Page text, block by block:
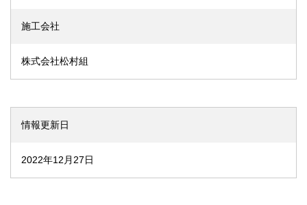
施工会社
株式会社松村組
情報更新日
2022年12月27日